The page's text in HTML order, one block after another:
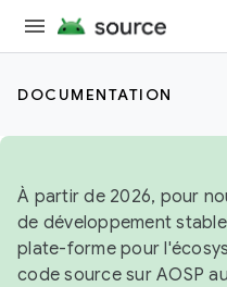
DOCUMENTATION
À partir de 2026, pour
de développement
plate-forme pour
code source sur AOSP